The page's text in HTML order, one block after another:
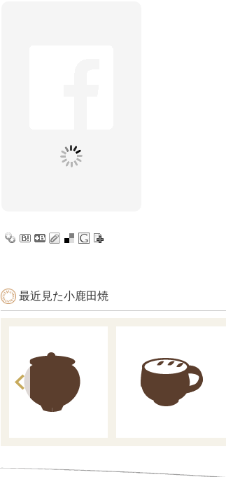
最近見た小鹿田焼